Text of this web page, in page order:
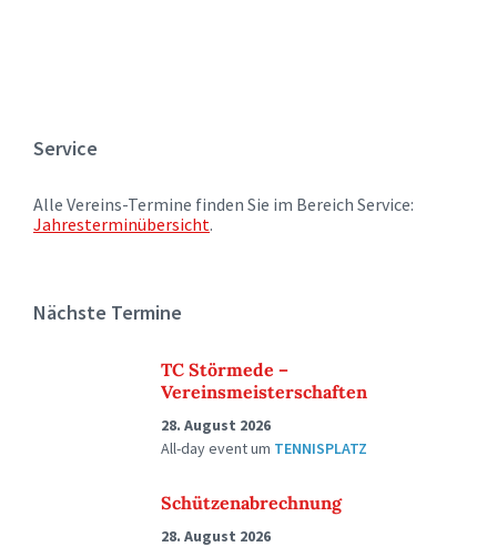
Service
Alle Vereins-Termine finden Sie im Bereich Service:
Jahresterminübersicht.
Nächste Termine
TC Störmede –
Vereinsmeisterschaften
28. August 2026
All-day eventum TENNISPLATZ
Schützenabrechnung
28. August 2026